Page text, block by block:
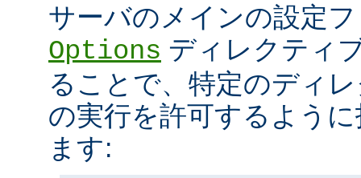
サーバのメインの設定
Options ディレクティ
ることで、特定のディ
の実行を許可するよう
ます: